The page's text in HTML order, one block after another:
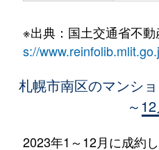
※出典：国土交通省不
s://
札幌市南区のマンシ
～12
2023年1～12月に成約